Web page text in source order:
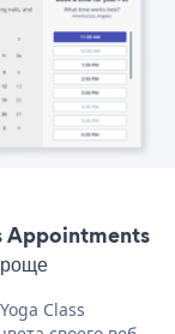
Appointments
Class